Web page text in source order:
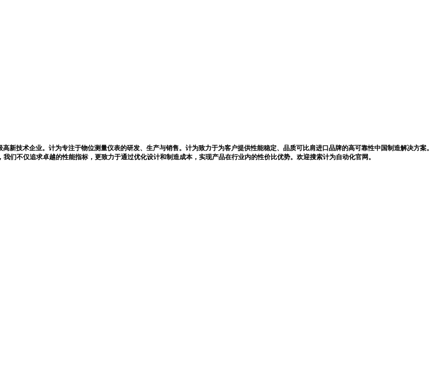
新技术企业。计为专注于物位测量仪表的研发、生产与销售。计为致力于为客户提供性能稳定、品质可比肩进口品牌的高可靠性中国制造解决方案。
们不仅追求卓越的性能指标，更致力于通过优化设计和制造成本，实现产品在行业内的性价比优势。欢迎搜索计为自动化官网。